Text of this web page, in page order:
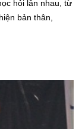
hỏi lẫn nhau, từ
bản thân,